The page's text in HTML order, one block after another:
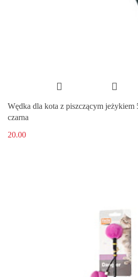
Wędka dla kota z piszczącym
czarna
20.00